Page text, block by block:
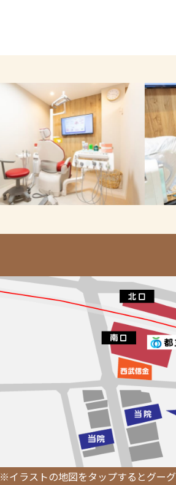
※イラストの地図をタップするとグーグ